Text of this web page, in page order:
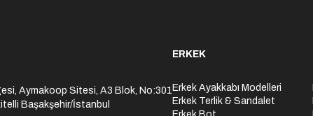
Aymakoop Sitesi, A3 Blok, No:301
Başakşehir/İstanbul
ERKEK
Erkek Ayakkabı Modelleri
Erkek Terlik & Sandalet